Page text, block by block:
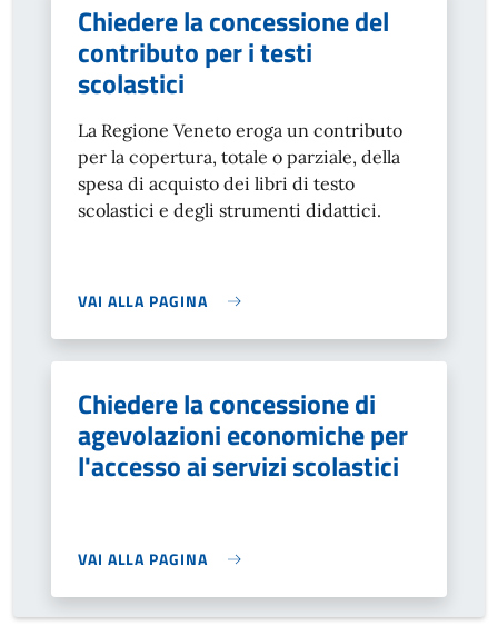
Chiedere la concessione del
contributo per i testi
scolastici
La Regione Veneto eroga un contributo
per la copertura, totale o parziale, della
spesa di acquisto dei libri di testo
scolastici e degli strumenti didattici.
VAI ALLA PAGINA
Chiedere la concessione di
agevolazioni economiche per
l'accesso ai servizi scolastici
VAI ALLA PAGINA